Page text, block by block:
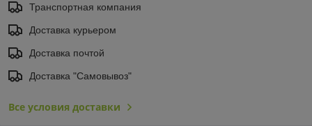
Транспортная компания
Доставка курьером
Доставка почтой
Доставка "Самовывоз"
Все условия доставки